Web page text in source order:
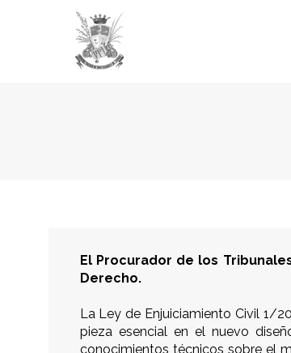
El Procurador de los
Derecho.
La Ley de Enjuiciamiento Civil 1/
pieza esencial en el nuevo
conocimientos técnicos sobre el